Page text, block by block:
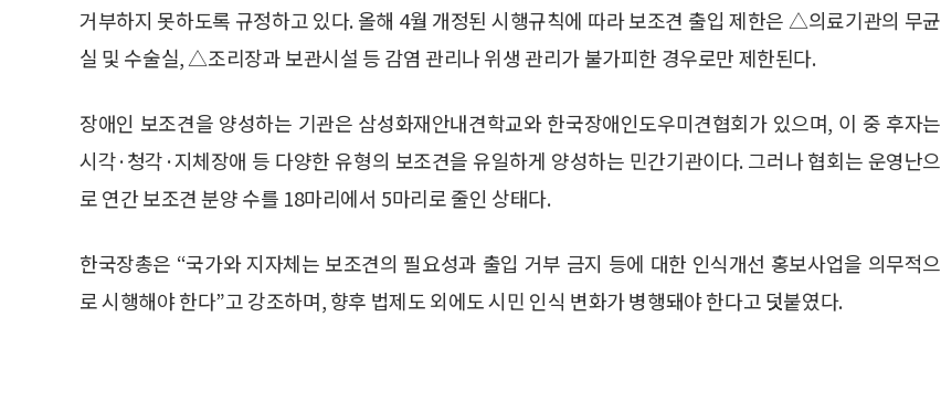
거부하지 못하도록 규정하고 있다. 올해 4월 개정된 시행규칙에 따라 보조견 출입 제한은 △의료기관의 무균
실 및 수술실, △조리장과 보관시설 등 감염 관리나 위생 관리가 불가피한 경우로만 제한된다.
장애인 보조견을 양성하는 기관은 삼성화재안내견학교와 한국장애인도우미견협회가 있으며, 이 중 후자는
시각·청각·지체장애 등 다양한 유형의 보조견을 유일하게 양성하는 민간기관이다. 그러나 협회는 운영난으
로 연간 보조견 분양 수를 18마리에서 5마리로 줄인 상태다.
한국장총은 “국가와 지자체는 보조견의 필요성과 출입 거부 금지 등에 대한 인식개선 홍보사업을 의무적으
로 시행해야 한다”고 강조하며, 향후 법제도 외에도 시민 인식 변화가 병행돼야 한다고 덧붙였다.